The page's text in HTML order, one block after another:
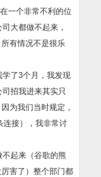
一个非常不利的位
大都做不起来，
有情况不是很乐
了3个月，我发现
招我进来其实只
为我们当时规定，
连接），我非常讨
起来（谷歌的熊
害了）整个部门都